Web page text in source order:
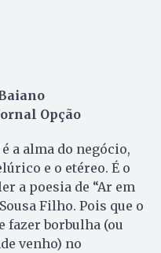
Opção
a alma do negócio,
e o etéreo. É o
a poesia de “Ar em
Filho. Pois que o
fazer borbulha (ou
venho) no